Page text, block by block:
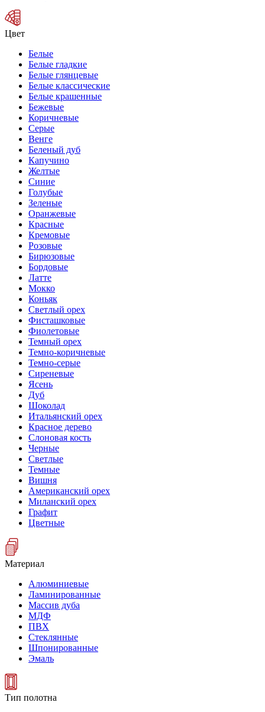
Цвет
Белые
Белые гладкие
Белые глянцевые
Белые классические
Белые крашенные
Бежевые
Коричневые
Серые
Венге
Беленый дуб
Капучино
Желтые
Синие
Голубые
Зеленые
Оранжевые
Красные
Кремовые
Розовые
Бирюзовые
Бордовые
Латте
Мокко
Коньяк
Светлый орех
Фисташковые
Фиолетовые
Темный орех
Темно-коричневые
Темно-серые
Сиреневые
Ясень
Дуб
Шоколад
Итальянский орех
Красное дерево
Слоновая кость
Черные
Светлые
Темные
Вишня
Американский орех
Миланский орех
Графит
Цветные
Материал
Алюминиевые
Ламинированные
Массив дуба
МДФ
ПВХ
Стеклянные
Шпонированные
Эмаль
Тип полотна